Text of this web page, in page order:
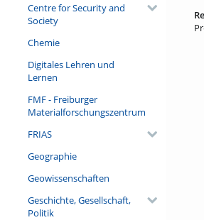
Centre for Security and
Society
Chemie
Digitales Lehren und
Lernen
FMF - Freiburger
Materialforschungszentrum
FRIAS
Geographie
Geowissenschaften
Geschichte, Gesellschaft,
Politik